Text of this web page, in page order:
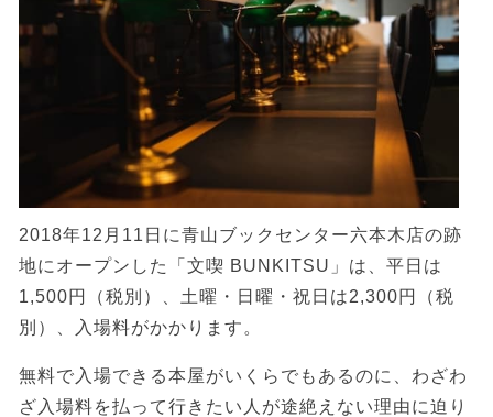
2018年12月11日に青山ブックセンター六本木店の跡
地にオープンした「文喫 BUNKITSU」は、平日は
1,500円（税別）、土曜・日曜・祝日は2,300円（税
別）、入場料がかかります。
無料で入場できる本屋がいくらでもあるのに、わざわ
ざ入場料を払って行きたい人が途絶えない理由に迫り